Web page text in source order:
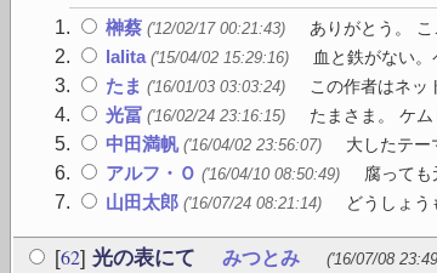
榊蔡 ('12/02/17 00:21:43) ありがとう。
lalita ('15/04/02 15:29:16) 血と鉄がない
たま ('16/01/03 03:03:24) この作者はネッ
光冨 ('16/02/24 23:16:15) たまさま。 ケ
中田満帆 ('16/04/02 23:56:07) 大したテー
アルフ・Ｏ ('16/04/10 08:50:49) 腐って
山田太郎 ('16/07/24 08:21:14) どうしょう
[62] 光の表にて みつとみ ('16/07/08